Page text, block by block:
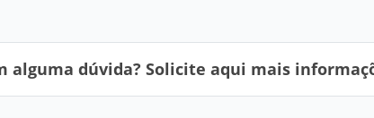
alguma dúvida? Solicite aqui mais